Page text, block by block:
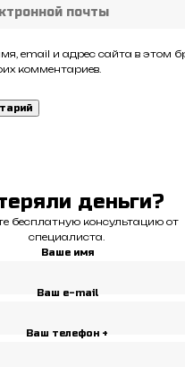
email и адрес сайта в этом
комментариев.
деньги?
бесплатную консультацию от
специалиста.
Ваше имя
Ваш e-mail
Ваш телефон +